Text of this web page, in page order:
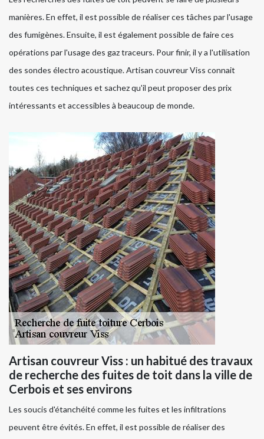
manières. En effet, il est possible de réaliser ces tâches par l'usage
des fumigènes. Ensuite, il est également possible de faire ces
opérations par l'usage des gaz traceurs. Pour finir, il y a l'utilisation
des sondes électro acoustique. Artisan couvreur Viss connait
toutes ces techniques et sachez qu'il peut proposer des prix
intéressants et accessibles à beaucoup de monde.
Artisan couvreur Viss : un habitué des travaux
de recherche des fuites de toit dans la ville de
Cerbois et ses environs
Les soucis d'étanchéité comme les fuites et les infiltrations
peuvent être évités. En effet, il est possible de réaliser des